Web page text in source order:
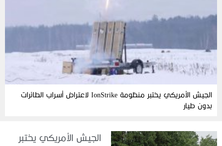
الجيش الأمريكي يختبر منظومة IonStrike لاعتراض أسراب الطائرات
بدون طيار
الجيش الأمريكي يختبر